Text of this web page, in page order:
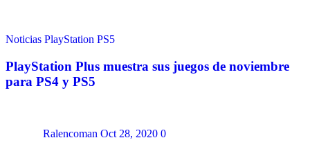
Noticias PlayStation PS5
PlayStation Plus muestra sus juegos de noviembre
para PS4 y PS5
Ralencoman Oct 28, 2020 0